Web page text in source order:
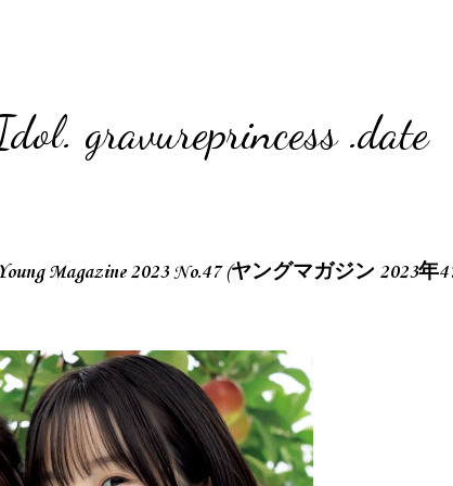
gravureprincess .date
Magazine 2023 No.47 (ヤングマガジン 2023年